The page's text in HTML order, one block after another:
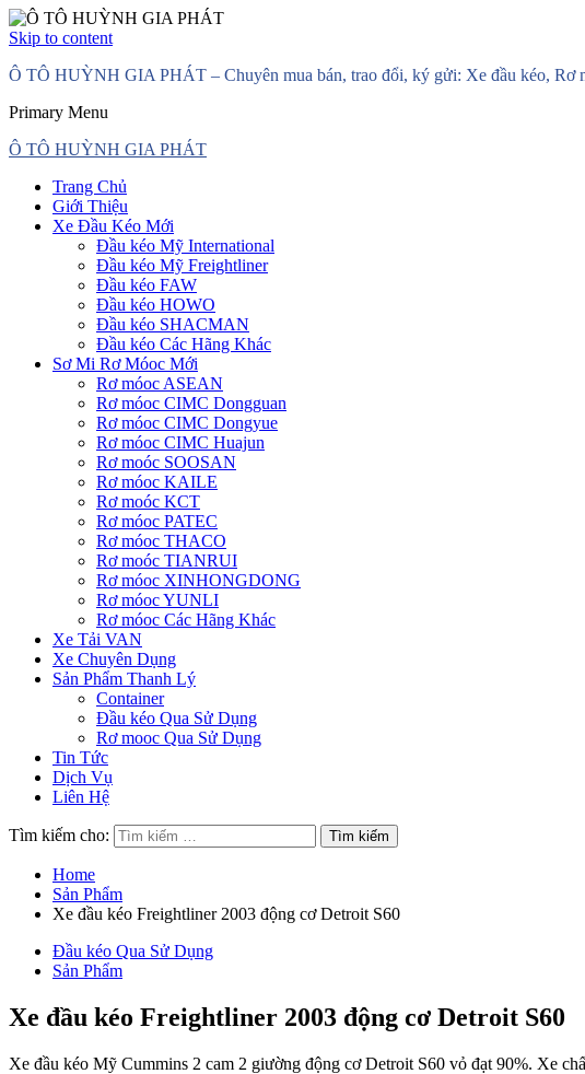
Skip to content
Ô TÔ HUỲNH GIA PHÁT – Chuyên mua bán, trao đổi, ký gửi: Xe đầu kéo, Rơ
Primary Menu
Ô TÔ HUỲNH GIA PHÁT
Trang Chủ
Giới Thiệu
Xe Đầu Kéo Mới
Đầu kéo Mỹ International
Đầu kéo Mỹ Freightliner
Đầu kéo FAW
Đầu kéo HOWO
Đầu kéo SHACMAN
Đầu kéo Các Hãng Khác
Sơ Mi Rơ Móoc Mới
Rơ móoc ASEAN
Rơ móoc CIMC Dongguan
Rơ móoc CIMC Dongyue
Rơ móoc CIMC Huajun
Rơ moóc SOOSAN
Rơ móoc KAILE
Rơ moóc KCT
Rơ móoc PATEC
Rơ móoc THACO
Rơ moóc TIANRUI
Rơ móoc XINHONGDONG
Rơ móoc YUNLI
Rơ móoc Các Hãng Khác
Xe Tải VAN
Xe Chuyên Dụng
Sản Phẩm Thanh Lý
Container
Đầu kéo Qua Sử Dụng
Rơ mooc Qua Sử Dụng
Tin Tức
Dịch Vụ
Liên Hệ
Tìm kiếm cho:
Home
Sản Phẩm
Xe đầu kéo Freightliner 2003 động cơ Detroit S60
Đầu kéo Qua Sử Dụng
Sản Phẩm
Xe đầu kéo Freightliner 2003 động cơ Detroit S60
Xe đầu kéo Mỹ Cummins 2 cam 2 giường động cơ Detroit S60 vỏ đạt 90%. Xe